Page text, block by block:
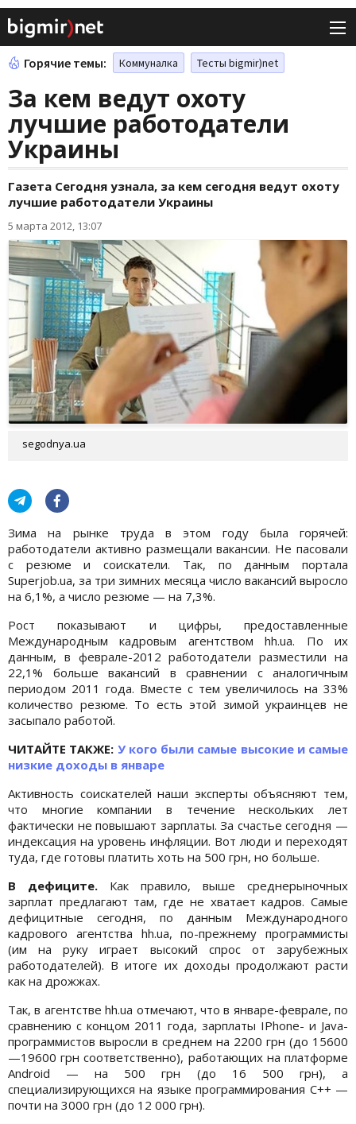
Горячие темы: Коммуналка Тесты bigmir)net
За кем ведут охоту
лучшие работодатели
Украины
Газета Сегодня узнала, за кем сегодня ведут охоту
лучшие работодатели Украины
5 марта 2012, 13:07
segodnya.ua
Зима на рынке труда в этом году была горячей:
работодатели активно размещали вакансии. Не пасовали
с резюме и соискатели. Так, по данным портала
Superjob.ua, за три зимних месяца число вакансий выросло
на 6,1%, а число резюме — на 7,3%.
Рост показывают и цифры, предоставленные
Международным кадровым агентством hh.ua. По их
данным, в феврале-2012 работодатели разместили на
22,1% больше вакансий в сравнении с аналогичным
периодом 2011 года. Вместе с тем увеличилось на 33%
количество резюме. То есть этой зимой украинцев не
засыпало работой.
ЧИТАЙТЕ ТАКЖЕ: У кого были самые высокие и самые
низкие доходы в январе
Активность соискателей наши эксперты объясняют тем,
что многие компании в течение нескольких лет
фактически не повышают зарплаты. За счастье сегодня —
индексация на уровень инфляции. Вот люди и переходят
туда, где готовы платить хоть на 500 грн, но больше.
В дефиците. Как правило, выше среднерыночных
зарплат предлагают там, где не хватает кадров. Самые
дефицитные сегодня, по данным Международного
кадрового агентства hh.ua, по-прежнему программисты
(им на руку играет высокий спрос от зарубежных
работодателей). В итоге их доходы продолжают расти
как на дрожжах.
Так, в агентстве hh.ua отмечают, что в январе-феврале, по
сравнению с концом 2011 года, зарплаты IPhone- и Java-
программистов выросли в среднем на 2200 грн (до 15600
—19600 грн соответственно), работающих на платформе
Android — на 500 грн (до 16 500 грн), а
специализирующихся на языке программирования С++ —
почти на 3000 грн (до 12 000 грн).